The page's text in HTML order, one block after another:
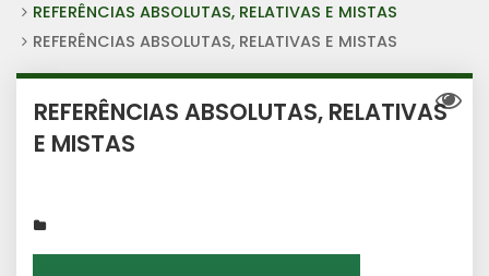
REFERÊNCIAS ABSOLUTAS, RELATIVAS E MISTAS
REFERÊNCIAS ABSOLUTAS, RELATIVAS E MISTAS
REFERÊNCIAS ABSOLUTAS, RELATIVAS
E MISTAS